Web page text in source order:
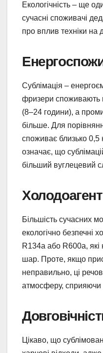
Екологічність – ще
сучасні споживачі
про вплив техніки на
Сублімація –
фризери споживають
(8–24 години), а
більше. Для
споживає близько 0,5
означає, що
більший вуглецевий
Більшість сучасних
екологічно безпечні
R134a або R600a,
шар. Проте, якщо
неправильно, ці
атмосферу, сприяючи
Цікаво, що